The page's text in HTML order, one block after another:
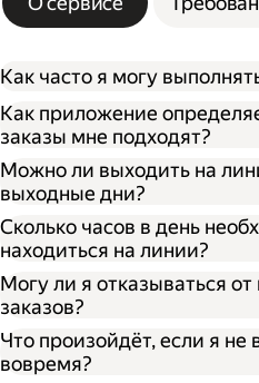
Как часто я могу
Как приложение
заказы мне подходят?
Можно ли выходить на
выходные дни?
Сколько часов в день
находиться на линии?
Могу ли я отказываться
заказов?
Что произойдёт, если я не
вовремя?